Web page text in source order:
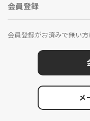
会員登録
会員登録がお済みで無い
メ